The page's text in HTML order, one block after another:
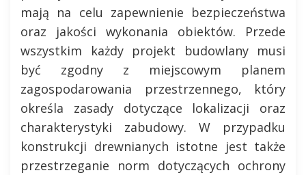
mają na celu zapewnienie bezpieczeństwa
oraz jakości wykonania obiektów. Przede
wszystkim każdy projekt budowlany musi
być zgodny z miejscowym planem
zagospodarowania przestrzennego, który
określa zasady dotyczące lokalizacji oraz
charakterystyki zabudowy. W przypadku
konstrukcji drewnianych istotne jest także
przestrzeganie norm dotyczących ochrony